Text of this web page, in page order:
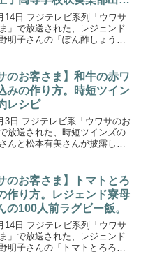
グ。
14日 フジテレビ系列「ウワサ
」で放送された、レジェンド
明子さんの「ぽん酢しょうゆ
子さんの出張100人前クッキン
のお客さま】和牛の赤ワ
みの作り方。時短ツイン
レシピ
3日 フジテレビ系「ウワサのお
放送された、時短ツインズの
んと松本有美さんが披露し
赤ワイン煮込み」の作り方をご
。1時...
のお客さま】トマトとろ
作り方。レジェンド寮母
の100人前ラグビー飯。
14日 フジテレビ系列「ウワサ
」で放送された、レジェンド
明子さんの「トマトとろろ牛